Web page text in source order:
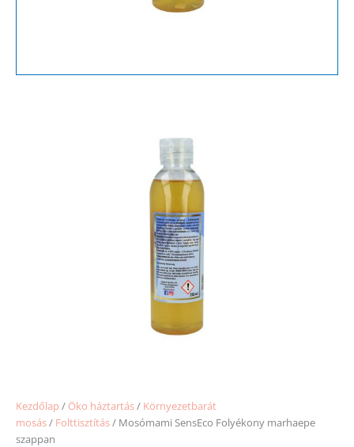
Kezdőlap / Öko háztartás/ Környezetbarát
mosás/ Folttisztítás/ Mosómami SensEco Folyékony marhaepe
szappan